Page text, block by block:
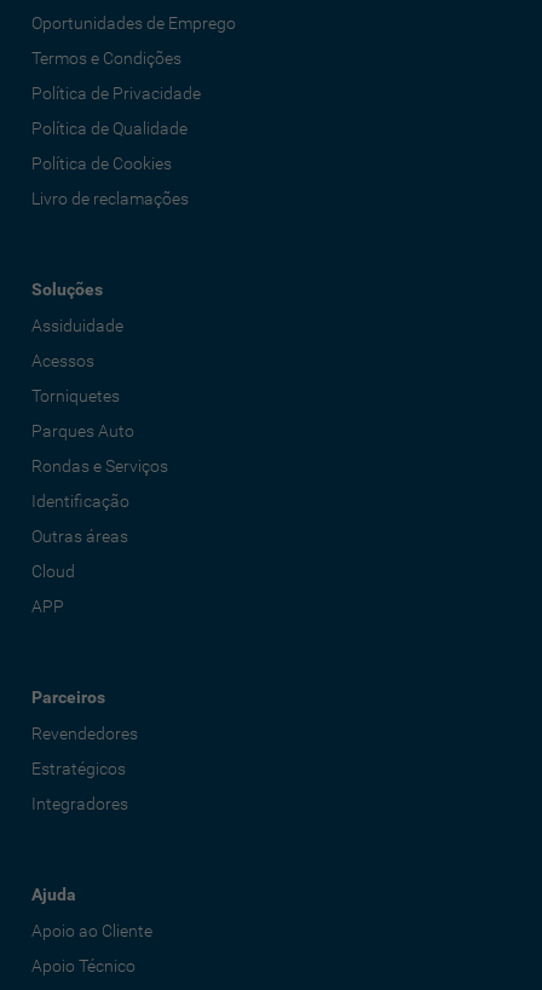
Oportunidades de Emprego
Termos e Condições
Política de Privacidade
Política de Qualidade
Política de Cookies
Livro de reclamações
Soluções
Assiduidade
Acessos
Torniquetes
Parques Auto
Rondas e Serviços
Identificação
Outras áreas
Cloud
APP
Parceiros
Revendedores
Estratégicos
Integradores
Ajuda
Apoio ao Cliente
Apoio Técnico